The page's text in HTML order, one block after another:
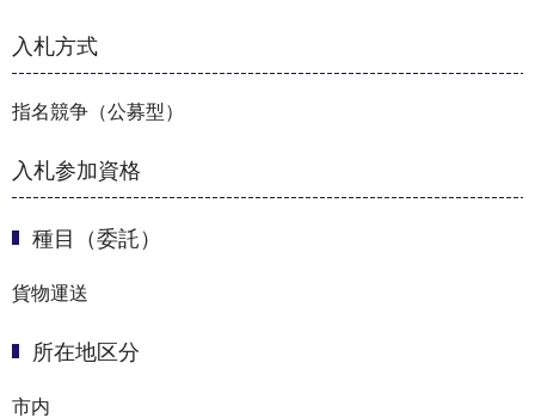
入札方式
指名競争（公募型）
入札参加資格
種目（委託）
貨物運送
所在地区分
市内